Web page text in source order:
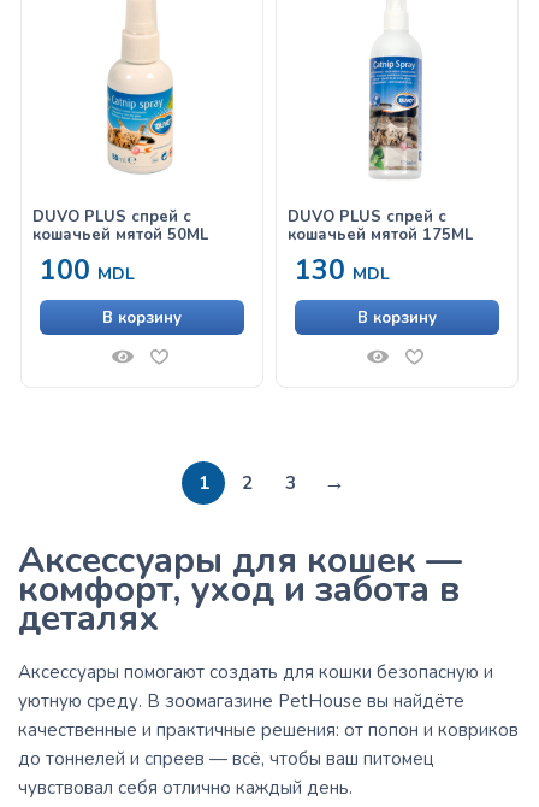
DUVO PLUS спрей с
кошачьей мятой 50ML
100 MDL
В корзину
DUVO PLUS спрей с
кошачьей мятой 175ML
130 MDL
В корзину
1 2 3 →
Аксессуары для кошек —
комфорт, уход и забота в
деталях
Аксессуары помогают создать для кошки безопасную и
уютную среду. В зоомагазине PetHouse вы найдёте
качественные и практичные решения: от попон и ковриков
до тоннелей и спреев — всё, чтобы ваш питомец
чувствовал себя отлично каждый день.